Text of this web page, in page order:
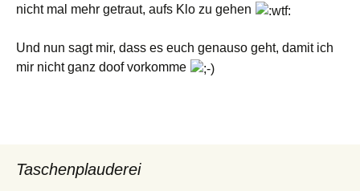
nicht mal mehr getraut, aufs Klo zu gehen
Und nun sagt mir, dass es euch genauso geht, damit ich
mir nicht ganz doof vorkomme
Taschenplauderei